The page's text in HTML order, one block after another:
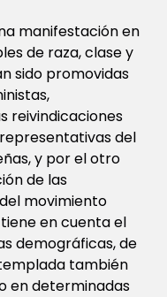
manifestación en
de raza, clase y
sido promovidas
reivindicaciones
del
y por el otro
de las
movimiento
en cuenta el
demográficas, de
también
en determinadas